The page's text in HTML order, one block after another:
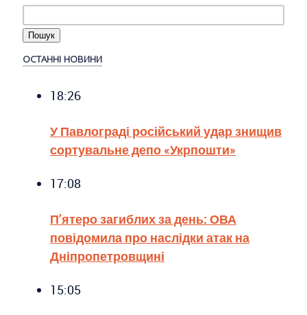
ОСТАННІ НОВИНИ
18:26
У Павлограді російський удар знищив
сортувальне депо «Укрпошти»
17:08
П’ятеро загиблих за день: ОВА
повідомила про наслідки атак на
Дніпропетровщині
15:05